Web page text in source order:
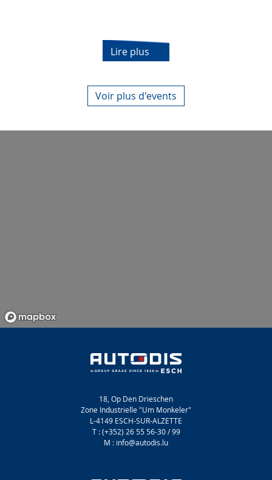
Lire plus
Voir plus d'events
18, Op Den Drieschen
Zone Industrielle "Um Monkeler"
L-4149 ESCH-SUR-ALZETTE
T : (+352) 26 55 56-30 / 99
M : info@autodis.lu